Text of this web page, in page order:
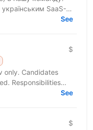
команд і який
See
$
only. Candidates
See
$